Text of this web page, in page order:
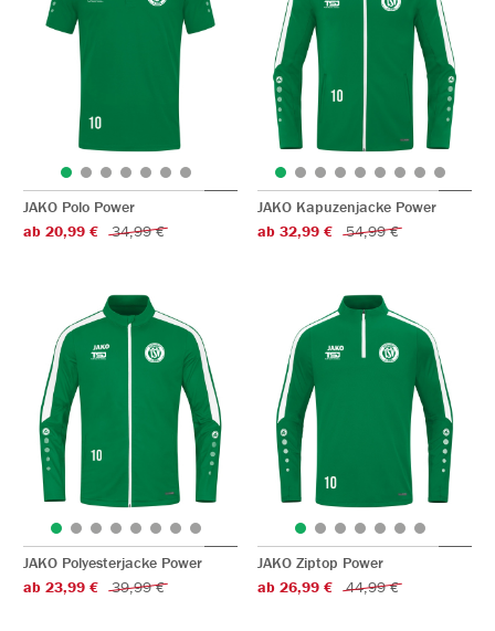
JAKO Polo Power
ab 20,99 €
34,99 €
JAKO Kapuzenjacke Power
ab 32,99 €
54,99 €
JAKO Polyesterjacke Power
ab 23,99 €
39,99 €
JAKO Ziptop Power
ab 26,99 €
44,99 €